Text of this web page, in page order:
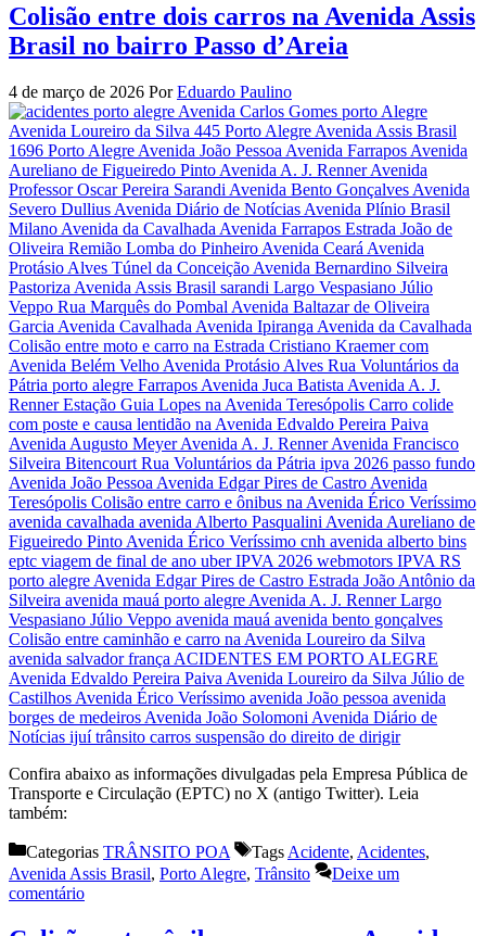
Colisão entre dois carros na Avenida Assis
Brasil no bairro Passo d’Areia
4 de março de 2026 PorEduardo Paulino
Confira abaixo as informações divulgadas pela Empresa Pública de
Transporte e Circulação (EPTC) no X (antigo Twitter). Leia
também:
Categorias TRÂNSITO POA Tags Acidente, Acidentes,
Avenida Assis Brasil, Porto Alegre, Trânsito
Deixe um
comentário